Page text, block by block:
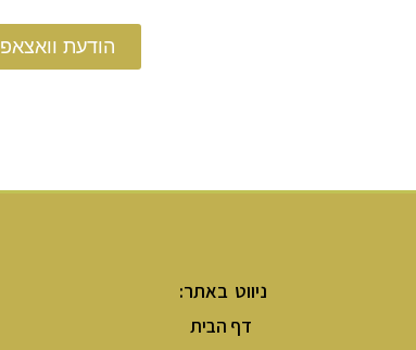
הודעת וואצאפ
ניווט באתר:
דף הבית